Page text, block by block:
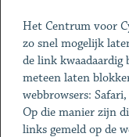
Het Centrum voor
zo snel mogelijk
de link
meteen laten
webbrowsers:
Op die manier zijn
links gemeld op de